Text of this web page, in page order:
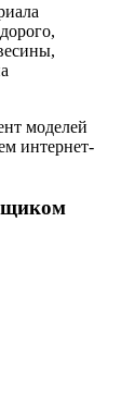
моделей
интернет-